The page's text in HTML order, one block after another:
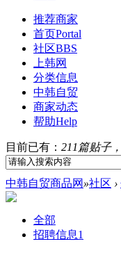
推荐商家
首页Portal
社区BBS
上韩网
分类信息
中韩自贸
商家动态
帮助Help
目前已有： 211篇贴子
中韩自贸商品网 »社区 ›
全部
招聘信息1